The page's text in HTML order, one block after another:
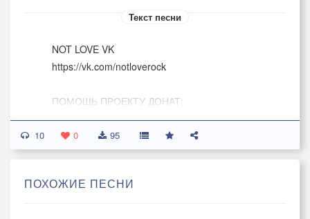
Текст песни
NOT LOVE VK
https://vk.com/notloverock
ПОМОЩЬ ПРОЕКТУ ДОНАТ:
http://www.donationalerts.ru/r/dobryputnik
10 0 95
ПОХОЖИЕ ПЕСНИ